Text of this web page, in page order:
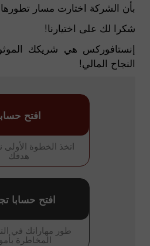
بأن الشركة اختارت مسار
شكرا لك على اختيارنا!
إنستافوركس هي شريكك
النجاح المالي!
اتخذ الخطوة الأولى
هدفك
افتح
طور مهاراتك في
المخاطرة
افتح حسابا